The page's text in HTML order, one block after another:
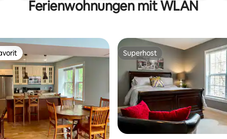
Ferienwohnungen mit WLAN
Superhost
Superhost